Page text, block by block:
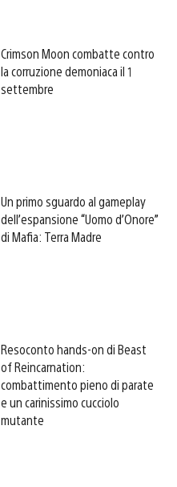
Crimson Moon combatte contro
la corruzione demoniaca il 1
settembre
Un primo sguardo al gameplay
dell’espansione “Uomo d’Onore”
di Mafia: Terra Madre
Resoconto hands-on di Beast
of Reincarnation:
combattimento pieno di parate
e un carinissimo cucciolo
mutante